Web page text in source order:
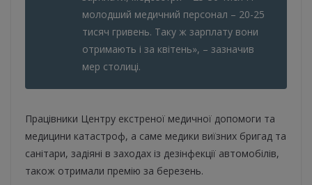
молодший медичний персонал – 20-25
тисяч гривень. Таку ж зарплату вони
отримають і за квітень», – зазначив
мер столиці.
Працівники Центру екстреної медичної допомоги та
медицини катастроф, а саме медики виїзних бригад та
санітари, задіяні в заходах із дезінфекції автомобілів,
також отримали премію за березень.